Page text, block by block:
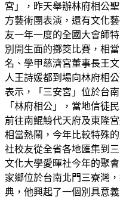
宮」，昨天舉辦林府相公
方藝術團表演，還有文化
友一年一度的全國大會師
別開生面的擲筊比賽，相
名、學甲慈濟宮董事長王
人王詩媛都到場向林府相
表示，「三安宮」位於台
「林府相公」，當地信徒
前往南鯤鯓代天府及東隆
相當熱鬧，今年比較特殊
社校友從全省各地匯集到
文化大學愛暉社今年的聚
家鄉位於台南北門三寮灣
典，他興起了一個別具意